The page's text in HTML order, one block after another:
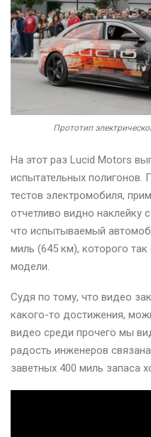
Прототип
На этот раз Lucid Motors
испытательных
тестов электромобиля,
отчетливо видно
что испытываемый
миль (645 км), которого
модели.
Судя по тому, что видео
какого-то достижения,
видео среди прочего мы
радость инженеров
заветных 400 миль запаса